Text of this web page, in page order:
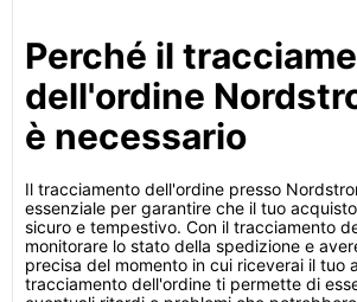
Perché il
dell'ordine
è necessario
Il tracciamento dell'ordine presso
essenziale per garantire che il tuo
sicuro e tempestivo. Con il tracciamento
monitorare lo stato della spedizione e
precisa del momento in cui riceverai il tuo
tracciamento dell'ordine ti permette di